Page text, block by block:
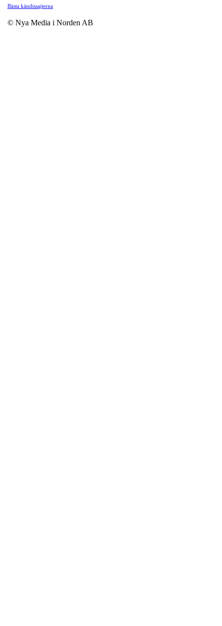
Bästa kändissajterna
© Nya Media i Norden AB